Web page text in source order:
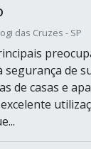
das Cruzes - SP
de
de casas e